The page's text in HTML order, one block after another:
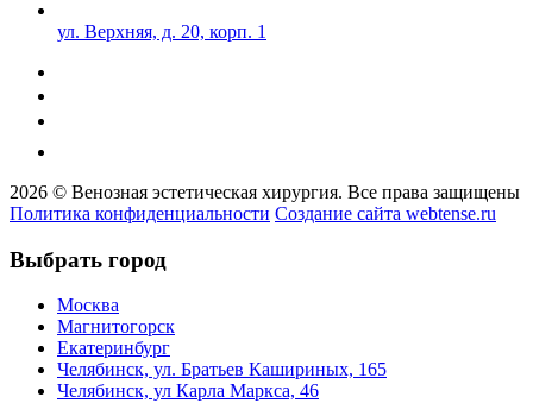
ул. Верхняя, д. 20, корп. 1
2026 © Венозная эстетическая хирургия. Все права защищены
Политика конфиденциальности Создание сайта webtense.ru
Выбрать город
Москва
Магнитогорск
Екатеринбург
Челябинск, ул. Братьев Кашириных, 165
Челябинск, ул Карла Маркса, 46